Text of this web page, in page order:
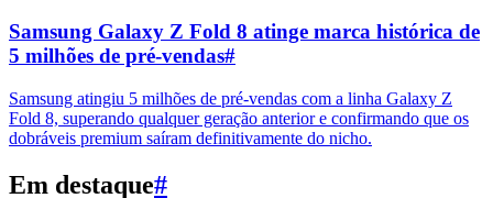
Samsung Galaxy Z Fold 8 atinge marca histórica de
5 milhões de pré-vendas#
Samsung atingiu 5 milhões de pré-vendas com a linha Galaxy Z
Fold 8, superando qualquer geração anterior e confirmando que os
dobráveis premium saíram definitivamente do nicho.
Em destaque#